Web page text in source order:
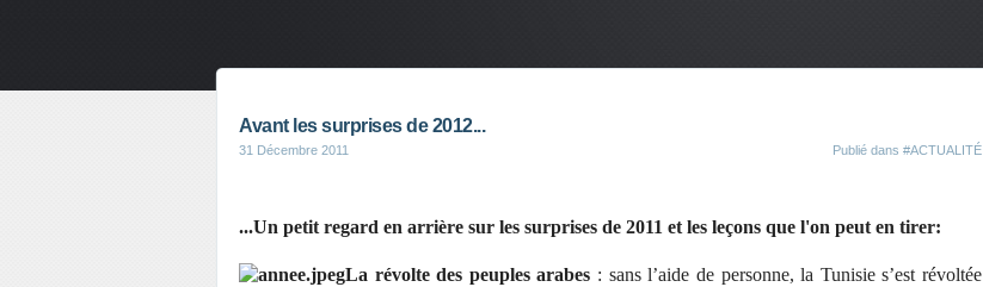
Avant les surprises de 2012...
31 Décembre 2011 Publié dans #ACTUALITÉ
...Un petit regard en arrière sur les surprises de 2011 et les leçons que l'on peut en tirer:
La révolte des peuples arabes : sans l’aide de personne, la Tunisie s’est révoltée